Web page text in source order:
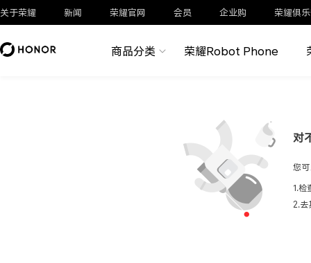
关于荣耀 新闻 荣耀官网 会员 企业购 荣耀俱
商品分类 荣耀Robot Phone
对
您
1.检
2.去